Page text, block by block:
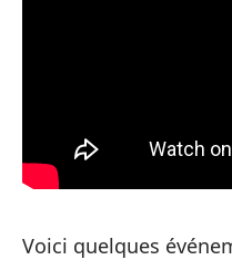
Voici quelques